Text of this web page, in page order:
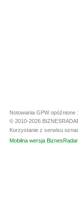
Notowania GPW opóźnione
© 2010-2026
Korzystanie z serwisu
Mobilna wersja